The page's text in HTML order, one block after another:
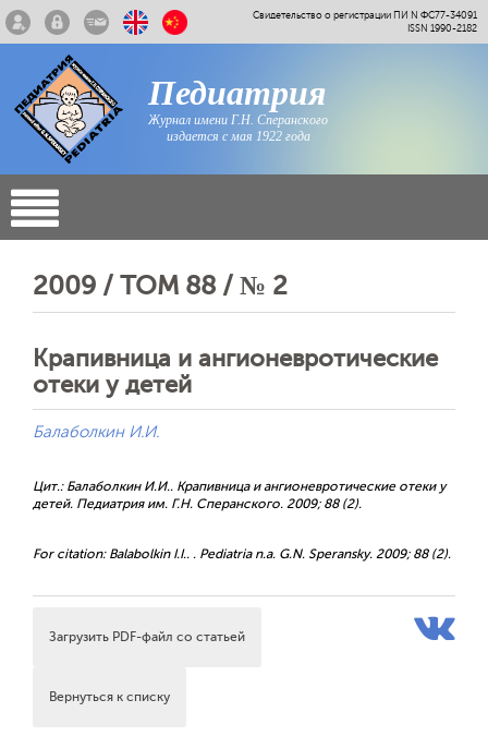
Свидетельство о регистрации ПИ N ФС77-34091
ISSN 1990-2182
Педиатрия
Журнал имени Г.Н. Сперанского
издается с мая 1922 года
2009 / ТОМ 88 / № 2
Крапивница и ангионевротические
отеки у детей
Балаболкин И.И.
Цит.: Балаболкин И.И.. Крапивница и ангионевротические отеки у
детей. Педиатрия им. Г.Н. Сперанского. 2009; 88 (2).
For citation: Balabolkin I.I.. . Pediatria n.a. G.N. Speransky. 2009; 88 (2).
Загрузить PDF-файл со статьей
Вернуться к списку